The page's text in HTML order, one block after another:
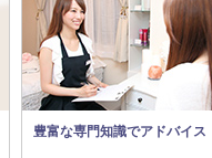
豊富な専門知識でアドバイス